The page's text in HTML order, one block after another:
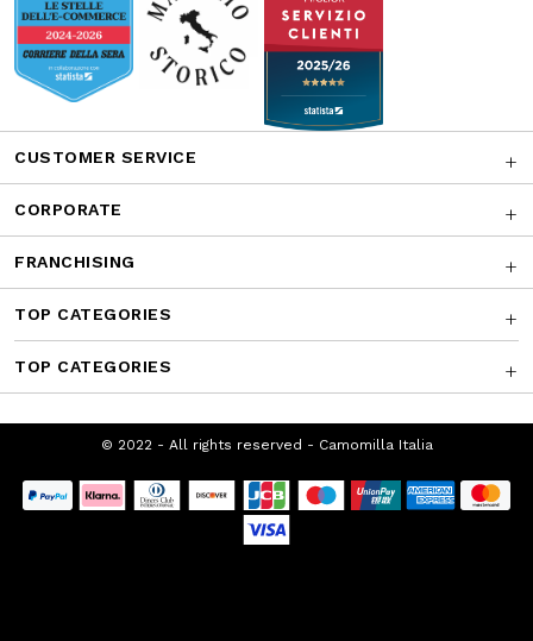
CUSTOMER SERVICE
CORPORATE
FRANCHISING
TOP CATEGORIES
TOP CATEGORIES
© 2022 - All rights reserved - Camomilla